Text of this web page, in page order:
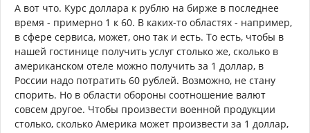
А вот что. Курс доллара к рублю на бирже в последнее
время - примерно 1 к 60. В каких-то областях - например,
в сфере сервиса, может, оно так и есть. То есть, чтобы в
нашей гостинице получить услуг столько же, сколько в
американском отеле можно получить за 1 доллар, в
России надо потратить 60 рублей. Возможно, не стану
спорить. Но в области обороны соотношение валют
совсем другое. Чтобы произвести военной продукции
столько, сколько Америка может произвести за 1 доллар,